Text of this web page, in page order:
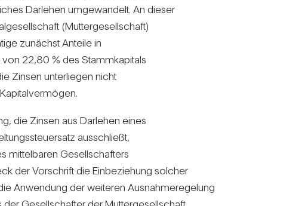
Dar­lehen umge­wan­delt. An dieser
(Mut­ter­ge­sell­schaft)
zunächst Anteile in
22,80 % des Stamm­ka­pi­tals
Zinsen unter­liegen nicht
die Zinsen aus Dar­lehen eines
aus­schließt,
mit­tel­baren Gesell­schaf­ters
der Vor­schrift die Ein­be­zie­hung sol­cher
Anwen­dung der wei­teren Aus­nah­me­re­ge­lung